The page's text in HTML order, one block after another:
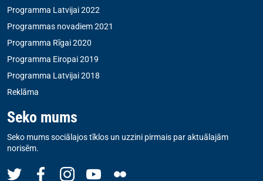
Programma Latvijai 2022
Programmas novadiem 2021
Programma Rīgai 2020
Programma Eiropai 2019
Programma Latvijai 2018
Reklāma
Seko mums
Seko mums sociālajos tīklos un uzzini pirmais par aktuālajām
norisēm.